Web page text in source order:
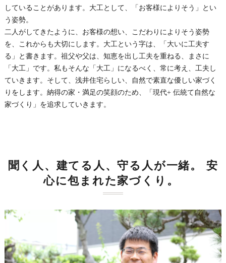
していることがあります。大工として、「お客様によりそう」とい
う姿勢。
二人がしてきたように、お客様の想い、こだわりによりそう姿勢
を、これからも大切にします。大工という字は、「大いに工夫す
る」と書きます。祖父や父は、知恵を出し工夫を重ねる、まさに
「大工」です。私もそんな「大工」になるべく、常に考え、工夫し
ていきます。そして、浅井住宅らしい、自然で素直な優しい家づく
りをします。納得の家・満足の笑顔のため、「現代+ 伝統て自然な
家づくり」を追求していきます。
聞く人、建てる人、守る人が一緒。 安
心に包まれた家づくり。